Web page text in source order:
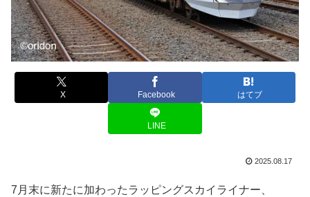
X Facebook はてブ
LINE
2025.08.17
7月末に新たに加わったラッピングスカイライナー、